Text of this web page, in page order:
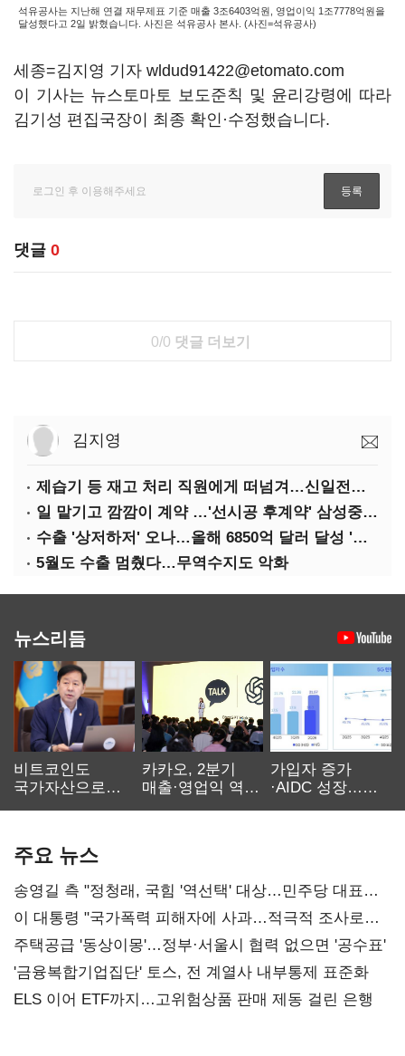
석유공사는 지난해 연결 재무제표 기준 매출 3조6403억원, 영업이익 1조7778억원을
달성했다고 2일 밝혔습니다. 사진은 석유공사 본사. (사진=석유공사)
세종=김지영 기자 wldud91422@etomato.com
이 기사는 뉴스토마토 보도준칙 및 윤리강령에 따라
김기성 편집국장이 최종 확인·수정했습니다.
댓글 0
0/0 댓글 더보기
김지영
제습기 등 재고 처리 직원에게 떠넘겨…신일전자 '과징금 처벌'
일 맡기고 깜깜이 계약 …'선시공 후계약' 삼성중공업 덜미
수출 '상저하저' 오나…올해 6850억 달러 달성 '빨간불'
5월도 수출 멈췄다…무역수지도 악화
뉴스리듬
비트코인도
국가자산으로…'
카카오, 2분기
매출·영업익 역대
가입자 증가
·AIDC 성장…
주요 뉴스
송영길 측 "정청래, 국힘 '역선택' 대상…민주당 대표로
총선 지휘 못해"
이 대통령 "국가폭력 피해자에 사과…적극적 조사로
진실 밝혀야"
주택공급 '동상이몽'…정부·서울시 협력 없으면 '공수표'
'금융복합기업집단' 토스, 전 계열사 내부통제 표준화
ELS 이어 ETF까지…고위험상품 판매 제동 걸린 은행